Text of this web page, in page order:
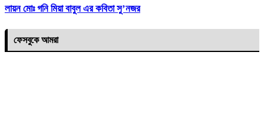
লায়ন মোঃ গনি মিয়া বাবুল এর কবিতা সু’নজর
ফেসবুকে আমরা